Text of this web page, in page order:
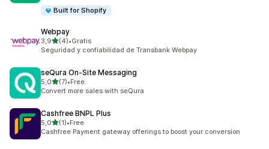
Built for Shopify
Webpay
3,95 yıldız üzerinden
(4)
toplam 4 değerlendirme
•Gratis
Seguridad y confiabilidad de Transbank Webpay
seQura On‑Site Messaging
5,05 yıldız üzerinden
(7)
toplam 7 değerlendirme
•Free
Convert more sales with seQura
Cashfree BNPL Plus
5,05 yıldız üzerinden
(1)
toplam 1 değerlendirme
•Free
Cashfree Payment gateway offerings to boost your conversion